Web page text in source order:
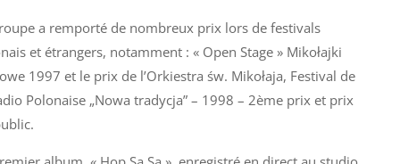
a remporté de nombreux prix lors de festivals
et étrangers, notamment : « Open Stage » Mikołajki
1997 et le prix de l’Orkiestra św. Mikołaja, Festival de
Polonaise „Nowa tradycja” – 1998 – 2ème prix et prix